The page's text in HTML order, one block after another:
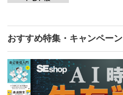
おすすめ特集・キャンペーン